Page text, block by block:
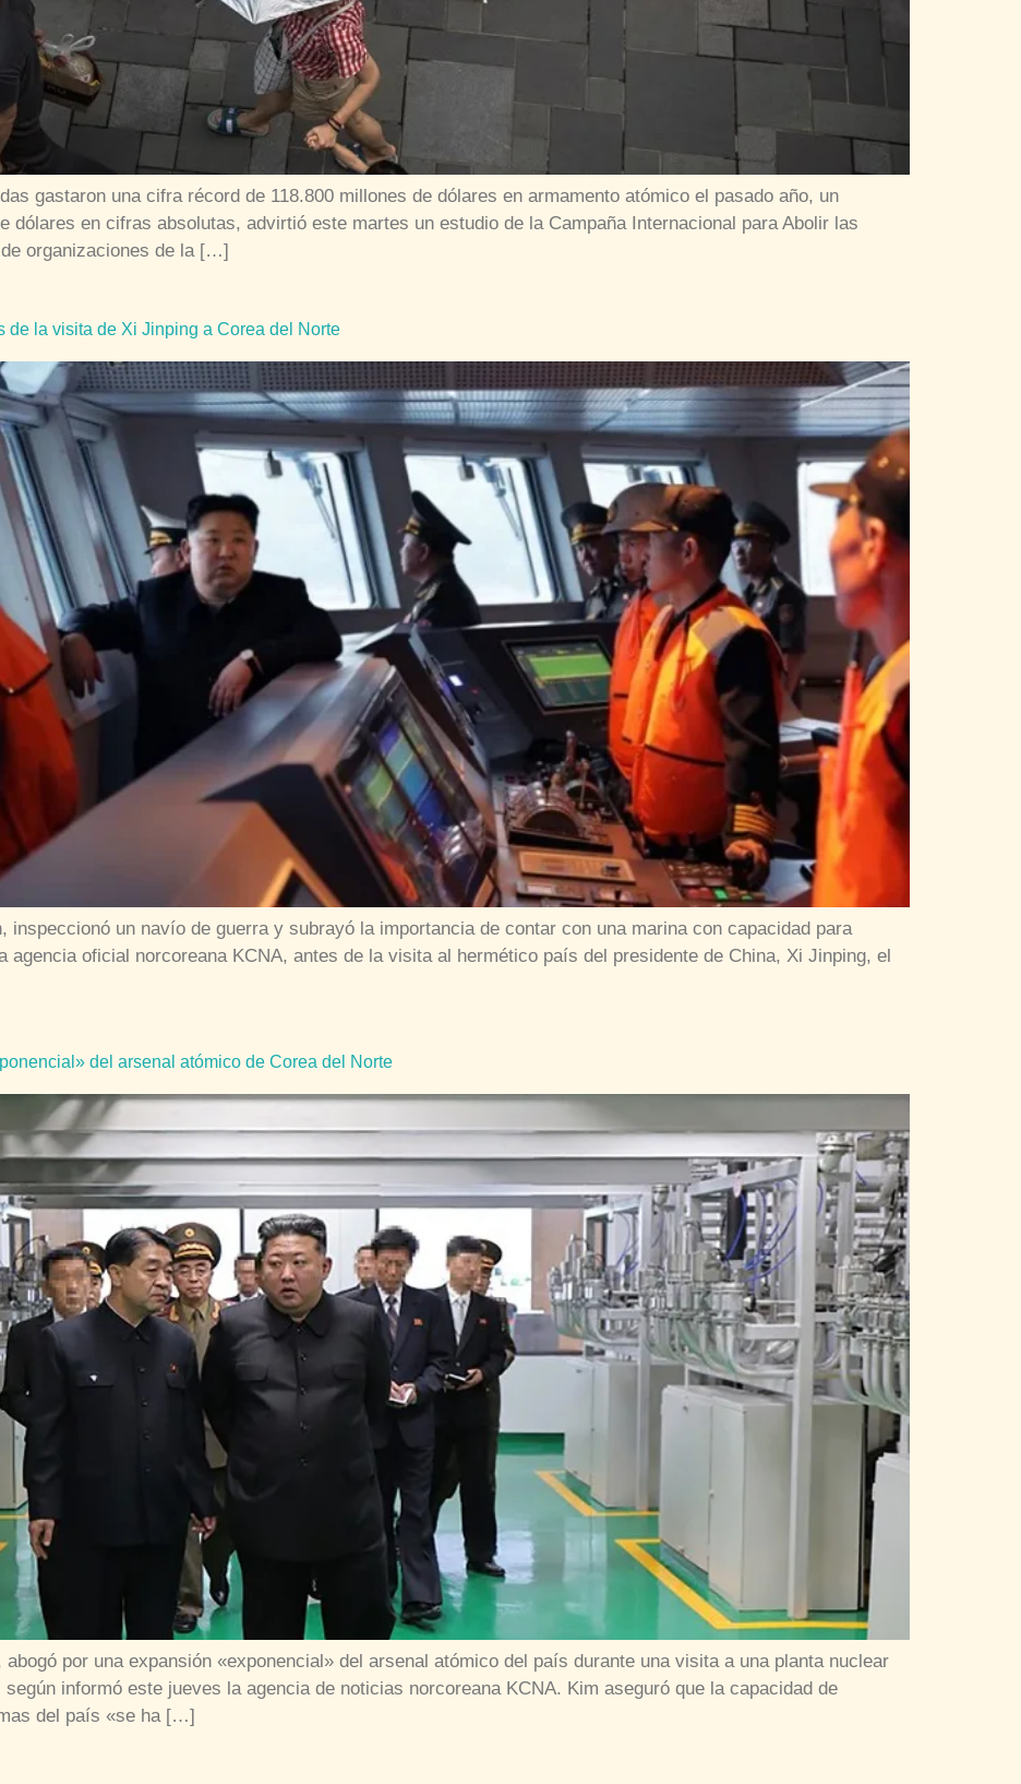
gastaron una cifra récord de 118.800 millones de dólares en armamento atómico el pasado año, un
dólares en cifras absolutas, advirtió este martes un estudio de la Campaña Internacional para Abolir las
organizaciones de la […]
de la visita de Xi Jinping a Corea del Norte
inspeccionó un navío de guerra y subrayó la importancia de contar con una marina con capacidad para
agencia oficial norcoreana KCNA, antes de la visita al hermético país del presidente de China, Xi Jinping, el
del arsenal atómico de Corea del Norte
por una expansión «exponencial» del arsenal atómico del país durante una visita a una planta nuclear
informó este jueves la agencia de noticias norcoreana KCNA. Kim aseguró que la capacidad de
del país «se ha […]